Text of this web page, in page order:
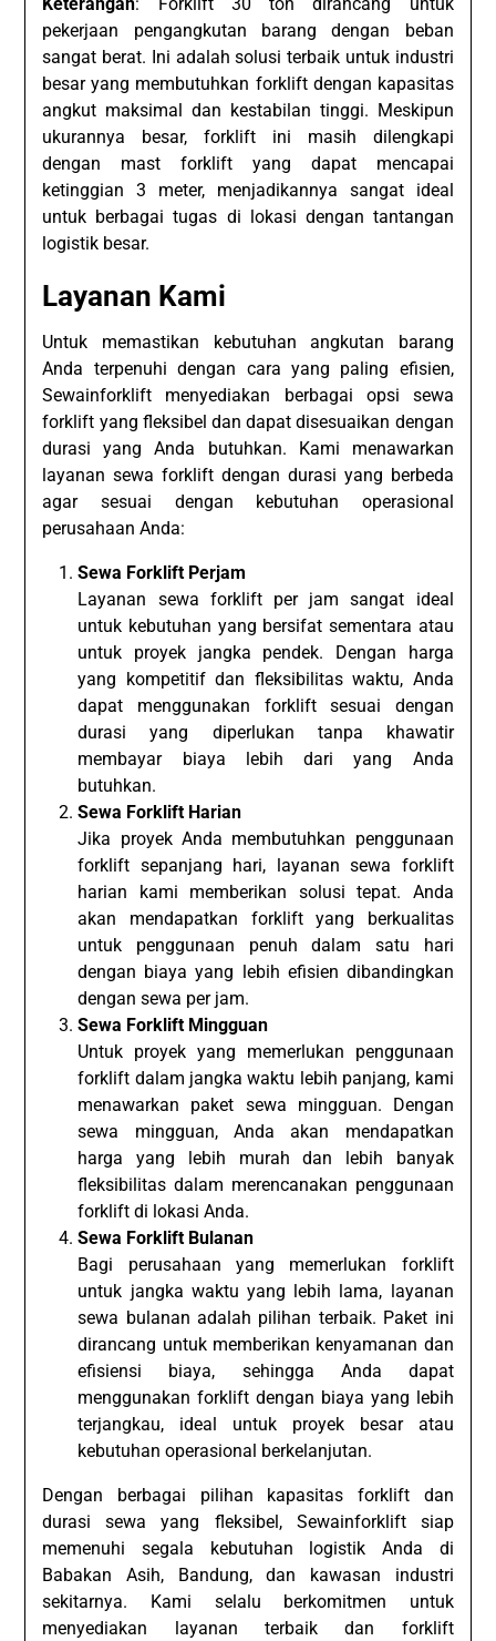
pekerjaan pengangkutan barang dengan beban
sangat berat. Ini adalah solusi terbaik untuk industri
besar yang membutuhkan forklift dengan kapasitas
angkut maksimal dan kestabilan tinggi. Meskipun
ukurannya besar, forklift ini masih dilengkapi
dengan mast forklift yang dapat mencapai
ketinggian 3 meter, menjadikannya sangat ideal
untuk berbagai tugas di lokasi dengan tantangan
logistik besar.
Layanan Kami
Untuk memastikan kebutuhan angkutan barang
Anda terpenuhi dengan cara yang paling efisien,
Sewainforklift menyediakan berbagai opsi sewa
forklift yang fleksibel dan dapat disesuaikan dengan
durasi yang Anda butuhkan. Kami menawarkan
layanan sewa forklift dengan durasi yang berbeda
agar sesuai dengan kebutuhan operasional
perusahaan Anda:
Sewa Forklift Perjam
Layanan sewa forklift per jam sangat ideal
untuk kebutuhan yang bersifat sementara atau
untuk proyek jangka pendek. Dengan harga
yang kompetitif dan fleksibilitas waktu, Anda
dapat menggunakan forklift sesuai dengan
durasi yang diperlukan tanpa khawatir
membayar biaya lebih dari yang Anda
butuhkan.
Sewa Forklift Harian
Jika proyek Anda membutuhkan penggunaan
forklift sepanjang hari, layanan sewa forklift
harian kami memberikan solusi tepat. Anda
akan mendapatkan forklift yang berkualitas
untuk penggunaan penuh dalam satu hari
dengan biaya yang lebih efisien dibandingkan
dengan sewa per jam.
Sewa Forklift Mingguan
Untuk proyek yang memerlukan penggunaan
forklift dalam jangka waktu lebih panjang, kami
menawarkan paket sewa mingguan. Dengan
sewa mingguan, Anda akan mendapatkan
harga yang lebih murah dan lebih banyak
fleksibilitas dalam merencanakan penggunaan
forklift di lokasi Anda.
Sewa Forklift Bulanan
Bagi perusahaan yang memerlukan forklift
untuk jangka waktu yang lebih lama, layanan
sewa bulanan adalah pilihan terbaik. Paket ini
dirancang untuk memberikan kenyamanan dan
efisiensi biaya, sehingga Anda dapat
menggunakan forklift dengan biaya yang lebih
terjangkau, ideal untuk proyek besar atau
kebutuhan operasional berkelanjutan.
Dengan berbagai pilihan kapasitas forklift dan
durasi sewa yang fleksibel, Sewainforklift siap
memenuhi segala kebutuhan logistik Anda di
Babakan Asih, Bandung, dan kawasan industri
sekitarnya. Kami selalu berkomitmen untuk
menyediakan layanan terbaik dan forklift